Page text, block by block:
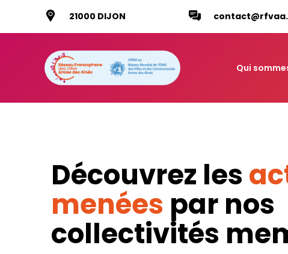
21000 DIJON
Qui
Découvrez les
menées par nos
collectivités